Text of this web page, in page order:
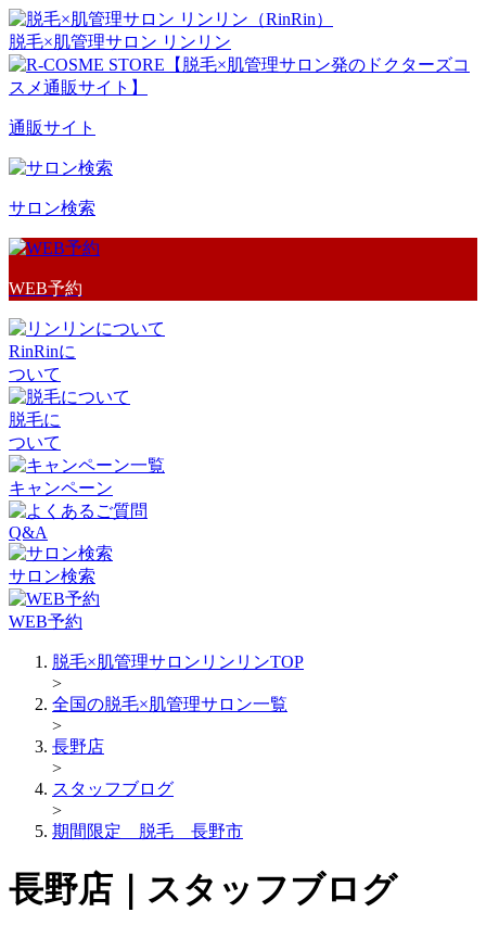
脱毛×肌管理サロン リンリン
通販サイト
サロン検索
WEB予約
RinRinに
ついて
脱毛に
ついて
キャンペーン
Q&A
サロン検索
WEB予約
脱毛×肌管理サロンリンリンTOP
>
全国の脱毛×肌管理サロン一覧
>
長野店
>
スタッフブログ
>
期間限定 脱毛 長野市
長野店｜スタッフブログ